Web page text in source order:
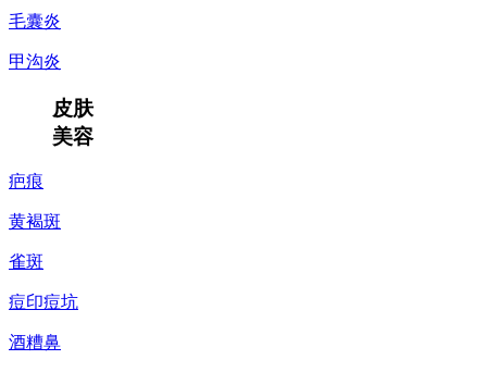
毛囊炎
甲沟炎
皮肤
美容
疤痕
黄褐斑
雀斑
痘印痘坑
酒糟鼻